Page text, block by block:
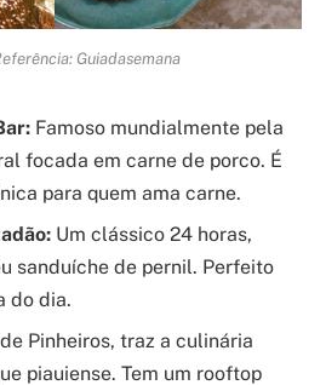
Guiadasemana
Famoso mundialmente pela
focada em carne de porco. É
para quem ama carne.
Um clássico 24 horas,
sanduíche de pernil. Perfeito
do dia.
Pinheiros, traz a culinária
piauiense. Tem um rooftop